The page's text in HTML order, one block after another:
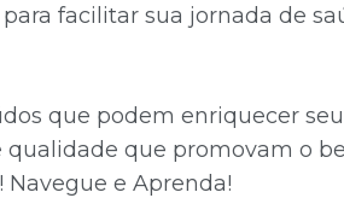
facilitar sua jornada de
que podem enriquecer
que promovam o
e Aprenda!